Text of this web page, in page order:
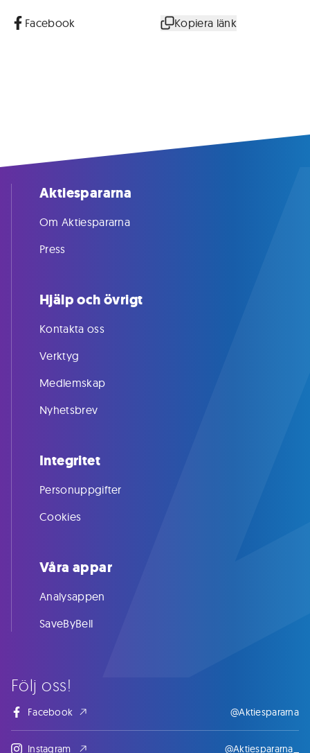
Facebook Kopiera länk
Följ oss!
Facebook @Aktiespararna
Instagram @Aktiespararna_
Aktiespararna
Om Aktiespararna
Press
Hjälp och övrigt
Kontakta oss
Verktyg
Medlemskap
Nyhetsbrev
Integritet
Personuppgifter
Cookies
Våra appar
Analysappen
SaveByBell